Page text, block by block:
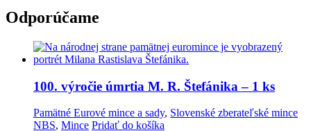
Odporúčame
100. výročie úmrtia M. R. Štefánika – 1 ks
Pamätné Eurové mince a sady, Slovenské zberateľské mince
NBS, Mince Pridať do košíka